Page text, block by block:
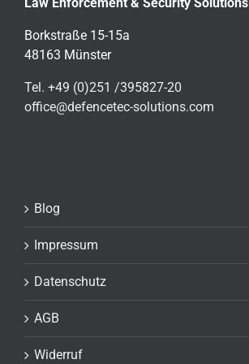
Law Enforcement & Security Solutions
Borkstraße 15-15a
48163 Münster
Tel. +49 (0)251 /395827-20
office@defencetec-solutions.com
Blog
Impressum
Datenschutz
AGB
Widerruf